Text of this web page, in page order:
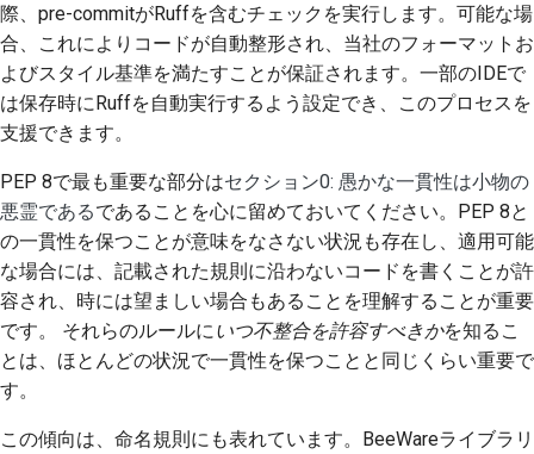
한국어
Polski
Русский
தமிழ்
Türkçe
Yкраїнська
Tiếng Việt
2018
2017
2015
2014
2013
際、pre-commitがRuffを含むチェックを実行します。可能な場
合、これによりコードが自動整形され、当社のフォーマットお
よびスタイル基準を満たすことが保証されます。一部のIDEで
は保存時にRuffを自動実行するよう設定でき、このプロセスを
支援できます。
PEP 8で最も重要な部分はセクション0: 愚かな一貫性は小物の
悪霊であるであることを心に留めておいてください。PEP 8と
の一貫性を保つことが意味をなさない状況も存在し、適用可能
な場合には、記載された規則に沿わないコードを書くことが許
容され、時には望ましい場合もあることを理解することが重要
です。 それらのルールに いつ不整合を許容すべきかを知るこ
とは、ほとんどの状況で一貫性を保つことと同じくらい重要で
す。
この傾向は、命名規則にも表れています。BeeWareライブラリ